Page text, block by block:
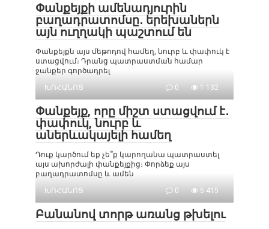
Փանքեյքի ամենադյուրին
բաղադրատոմսը․ երեխաներն
այն ուղղակի պաշտում են
Փանքեյքն այս մեթոդով համեղ, նուրբ և փափուկ է
ստացվում։ Դրանց պատրաստման համար
ջանքեր գործադրել
ԽՈՀԱՆՈՑ
0 1 132
Փանքեյք, որը միշտ ստացվում է․
փափուկ, նուրբ և
աներևակայելի համեղ
Դուք կարծում եք չե՞ք կարողանա պատրաստել
այս ախորժալի փանքեյքից։ Փորձեք այս
բաղադրատոմսը և ամեն
ԽՈՀԱՆՈՑ
0 5 415
Բանանով տորթ առանց թխելու